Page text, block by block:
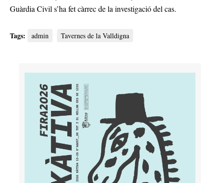
Guàrdia Civil s’ha fet càrrec de la investigació del cas.
Tags: admin Tavernes de la Valldigna